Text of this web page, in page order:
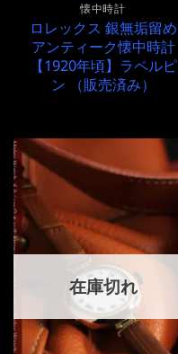
懐中時計
ロレックス 銀無垢留め
アンティーク懐中時計
【1920年頃】ラペルピ
ン （販売済み）
在庫切れ